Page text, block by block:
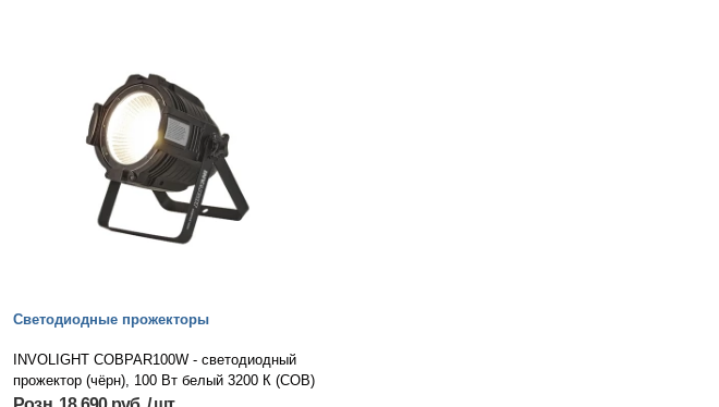
Светодиодные прожекторы
INVOLIGHT COBPAR100W - светодиодный
прожектор (чёрн), 100 Вт белый 3200 К (COB)